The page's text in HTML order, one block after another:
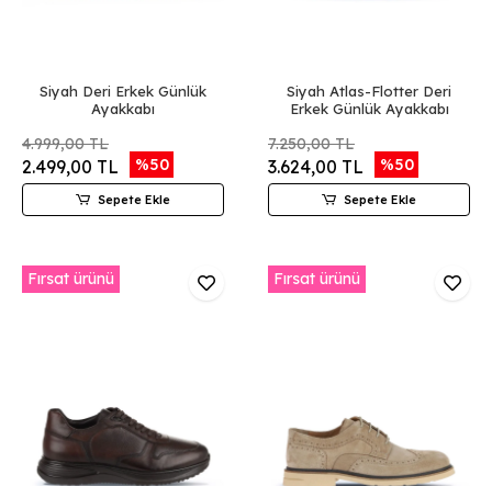
Siyah Deri Erkek Günlük
Ayakkabı
4.999,00 TL
2.499,00 TL %50
Sepete Ekle
Siyah Atlas-Flotter Deri
Erkek Günlük Ayakkabı
7.250,00 TL
3.624,00 TL %50
Sepete Ekle
Fırsat ürünü Fırsat ürünü